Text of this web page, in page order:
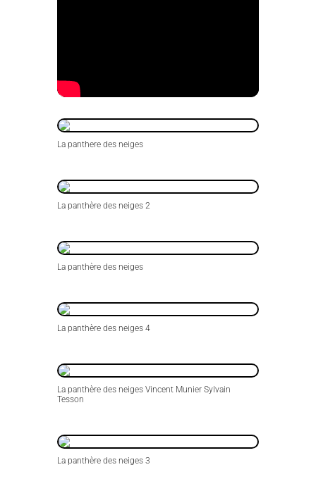
La panthere des neiges
La panthère des neiges 2
La panthère des neiges
La panthère des neiges 4
La panthère des neiges Vincent Munier Sylvain
Tesson
La panthère des neiges 3